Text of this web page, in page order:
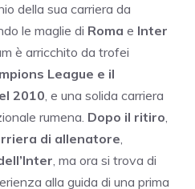
della sua carriera da
le maglie di Roma e Inter
è arricchito da trofei
League e il
2010, e una solida carriera
rumena. Dopo il ritiro,
di allenatore,
, ma ora si trova di
alla guida di una prima